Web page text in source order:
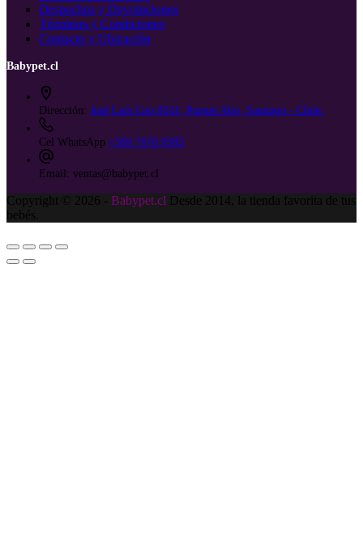
Despachos y Devoluciones
Términos y Condiciones
Contacto y Ubicación
Babypet.cl
Dirección: José Luis Coo 0541, Puente Alto, Santiago - Chile.
Cel WhatsApp +569 7676 0385
Email: ventas@babypet.cl
Copyright © 2026 - Babypet.cl Desde 2014, la tienda favorita de tus
bebés.